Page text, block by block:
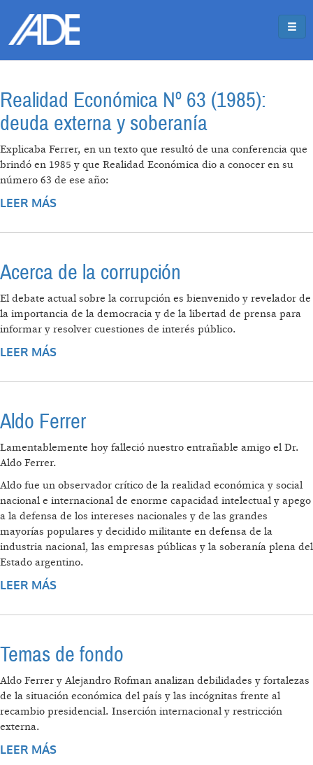
Realidad Económica Nº 63 (1985):
deuda externa y soberanía
Explicaba Ferrer, en un texto que resultó de una conferencia que
brindó en 1985 y que Realidad Económica dio a conocer en su
número 63 de ese año:
LEER MÁS
Acerca de la corrupción
El debate actual sobre la corrupción es bienvenido y revelador de
la importancia de la democracia y de la libertad de prensa para
informar y resolver cuestiones de interés público.
LEER MÁS
Aldo Ferrer
Lamentablemente hoy falleció nuestro entrañable amigo el Dr.
Aldo Ferrer.
Aldo fue un observador crítico de la realidad económica y social
nacional e internacional de enorme capacidad intelectual y apego
a la defensa de los intereses nacionales y de las grandes
mayorías populares y decidido militante en defensa de la
industria nacional, las empresas públicas y la soberanía plena del
Estado argentino.
LEER MÁS
Temas de fondo
Aldo Ferrer y Alejandro Rofman analizan debilidades y fortalezas
de la situación económica del país y las incógnitas frente al
recambio presidencial. Inserción internacional y restricción
externa.
LEER MÁS